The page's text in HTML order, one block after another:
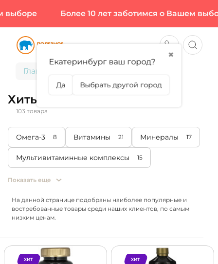
Более 10 лет заботимся о Вашем выборе
Главная
Хиты продаж
103 товара
Омега-3 8 Витамины 21 Минералы 17
Мультивитаминные комплексы 15
Показать еще
На данной странице подобраны наиболее популярные и
востребованные товары среди наших клиентов, по самым
низким ценам.
ХИТ ХИТ
✖
Екатеринбург ваш город?
Да Выбрать другой город